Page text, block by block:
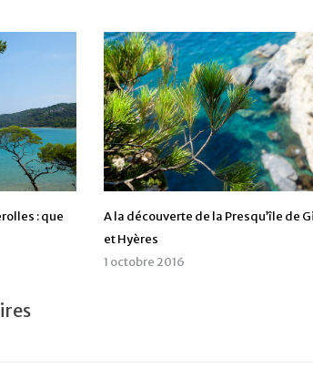
: que
A la découverte de la Presqu’île de
et Hyères
1 octobre 2016